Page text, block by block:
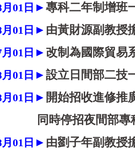
月01 日 ►專科二年制增班
月01 日 ► 由黃財源副教授
月01 日 ► 改制為國際貿易
月01 日 ►設立日間部二技
月01 日 ► 開始招收進修推
停招夜間部專科二
月01 日 ► 由劉子年副教授